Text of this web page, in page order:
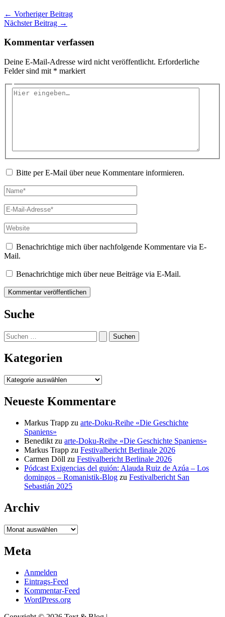
← Vorheriger Beitrag
Nächster Beitrag →
Kommentar verfassen
Deine E-Mail-Adresse wird nicht veröffentlicht. Erforderliche
Felder sind mit * markiert
Hier
Bitte per E-Mail über neue Kommentare informieren.
Name*
E-
Mail-
Adresse*
Website
Benachrichtige mich über nachfolgende Kommentare via E-
Mail.
Benachrichtige mich über neue Beiträge via E-Mail.
Suche
Suchen
nach:
Kategorien
Kategorien
Neueste Kommentare
Markus Trapp zu arte-Doku-Reihe «Die Geschichte
Spaniens»
Benedikt zu arte-Doku-Reihe «Die Geschichte Spaniens»
Markus Trapp zu Festivalbericht Berlinale 2026
Carmen Döll zu Festivalbericht Berlinale 2026
Pódcast Exigencias del guión: Alauda Ruiz de Azúa – Los
domingos – Romanistik-Blog zu Festivalbericht San
Sebastián 2025
Archiv
Archiv
Meta
Anmelden
Eintrags-Feed
Kommentar-Feed
WordPress.org